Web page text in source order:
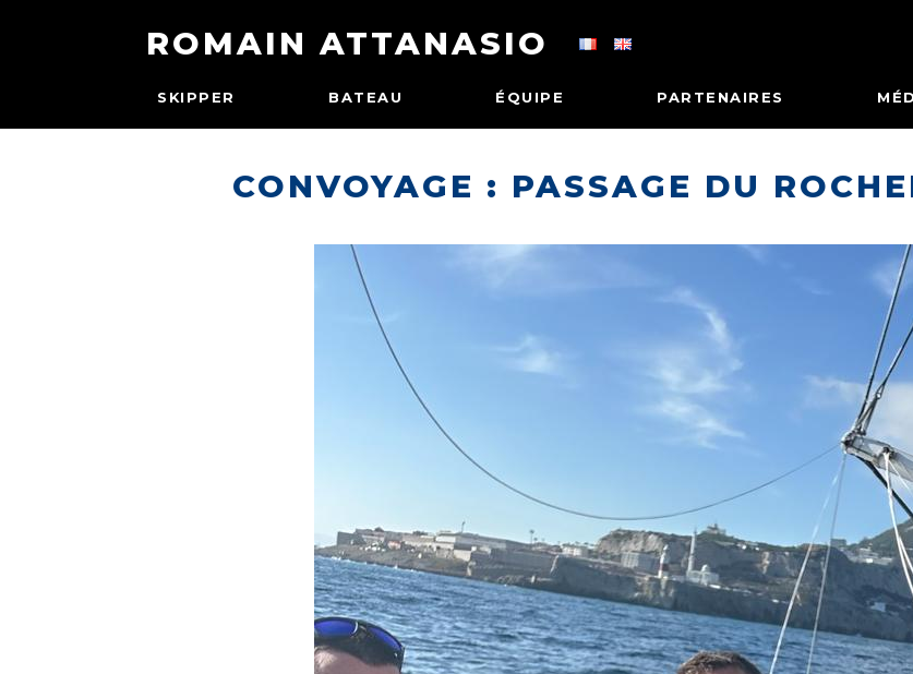
ROMAIN ATTANASIO
SKIPPER BATEAU ÉQUIPE PARTENAIRES
CONVOYAGE : PASSAGE DU